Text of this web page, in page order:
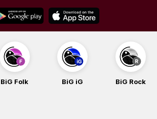
BiG Folk BiG iG BiG Rock